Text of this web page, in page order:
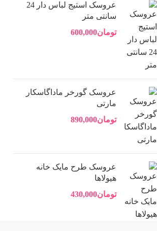
عروسک استیج لباس دار 24
سانتی متر
تومان600,000
عروسک گورخر ماداگاسکار
مارتی
تومان890,000
عروسک طرح مایک خانه
هیولاها
تومان430,000